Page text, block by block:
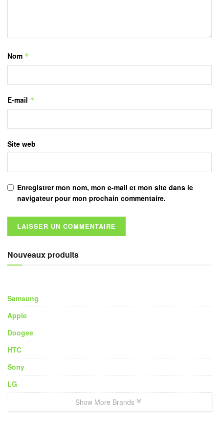
Nom *
E-mail *
Site web
Enregistrer mon nom, mon e-mail et mon site dans le
navigateur pour mon prochain commentaire.
Nouveaux produits
Samsung
Apple
Doogee
HTC
Sony
LG
Show More Brands